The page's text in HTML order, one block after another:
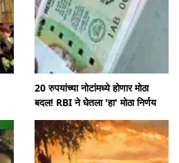
20 रुपयांच्या नोटांमध्ये होणार मोठा
बदल! RBI ने घेतला 'हा' मोठा निर्णय